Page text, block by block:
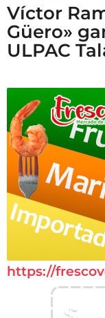
Víctor
Güero»
ULPAC
https://